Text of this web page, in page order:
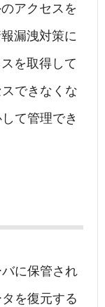
アクセスを
漏洩対策に
を取得して
できなくな
て管理でき
に保管され
を復元する